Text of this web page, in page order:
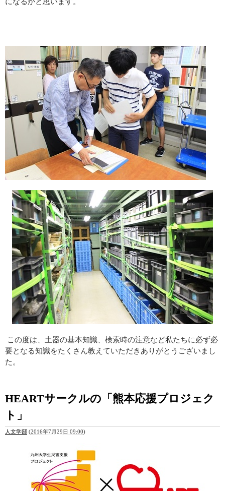
この度は、土器の基本知識、検索時の注意など私たちに必ず必
要となる知識をたくさん教えていただきありがとうございまし
た。
HEARTサークルの「熊本応援プロジェク
ト」
人文学部 (2016年7月29日 09:00)